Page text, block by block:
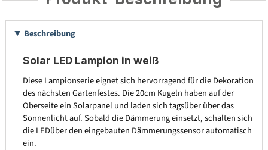
Beschreibung
Solar LED Lampion in weiß
Diese Lampionserie eignet sich hervorragend für die Dekoration
des nächsten Gartenfestes. Die 20cm Kugeln haben auf der
Oberseite ein Solarpanel und laden sich tagsüber über das
Sonnenlicht auf. Sobald die Dämmerung einsetzt, schalten sich
die LEDüber den eingebauten Dämmerungssensor automatisch
ein.